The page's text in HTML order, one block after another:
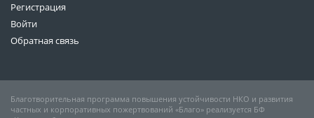
Регистрация
Войти
Обратная связь
Благотворительная программа повышения устойчивости НКО и развития
частных и корпоративных пожертвований «Благо» реализуется БФ